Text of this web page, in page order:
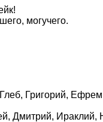
могучего.
Григорий,
Дмитрий,